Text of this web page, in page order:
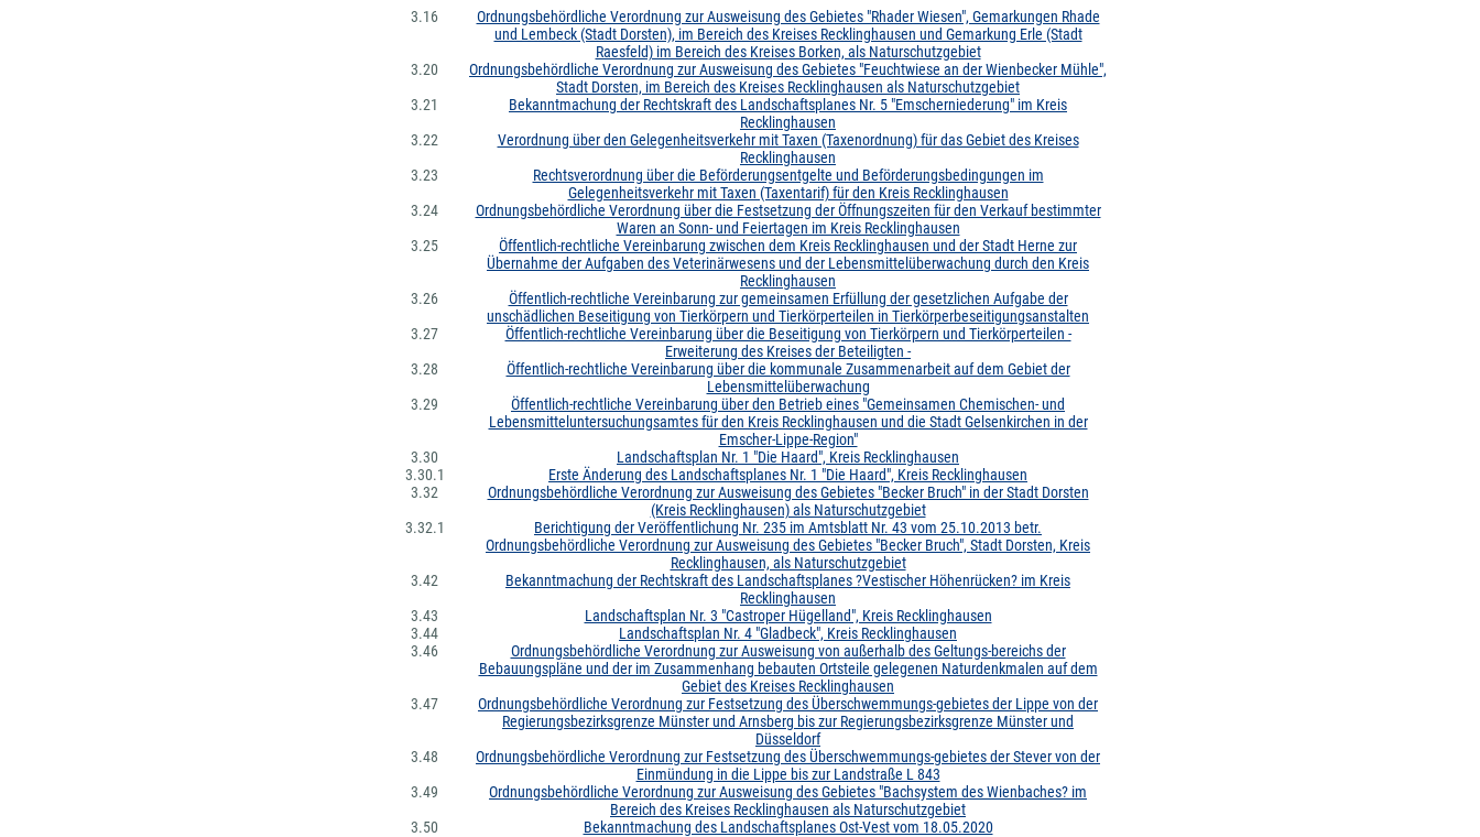
3.16
Ordnungsbehördliche Verordnung zur Ausweisung des Gebietes "Rhader Wiesen", Gemarkungen Rhade
und Lembeck (Stadt Dorsten), im Bereich des Kreises Recklinghausen und Gemarkung Erle (Stadt
Raesfeld) im Bereich des Kreises Borken, als Naturschutzgebiet
3.20
Ordnungsbehördliche Verordnung zur Ausweisung des Gebietes "Feuchtwiese an der Wienbecker Mühle",
Stadt Dorsten, im Bereich des Kreises Recklinghausen als Naturschutzgebiet
3.21
Bekanntmachung der Rechtskraft des Landschaftsplanes Nr. 5 "Emscherniederung" im Kreis
Recklinghausen
3.22
Verordnung über den Gelegenheitsverkehr mit Taxen (Taxenordnung) für das Gebiet des Kreises
Recklinghausen
3.23
Rechtsverordnung über die Beförderungsentgelte und Beförderungsbedingungen im
Gelegenheitsverkehr mit Taxen (Taxentarif) für den Kreis Recklinghausen
3.24
Ordnungsbehördliche Verordnung über die Festsetzung der Öffnungszeiten für den Verkauf bestimmter
Waren an Sonn- und Feiertagen im Kreis Recklinghausen
3.25
Öffentlich-rechtliche Vereinbarung zwischen dem Kreis Recklinghausen und der Stadt Herne zur
Übernahme der Aufgaben des Veterinärwesens und der Lebensmittelüberwachung durch den Kreis
Recklinghausen
3.26
Öffentlich-rechtliche Vereinbarung zur gemeinsamen Erfüllung der gesetzlichen Aufgabe der
unschädlichen Beseitigung von Tierkörpern und Tierkörperteilen in Tierkörperbeseitigungsanstalten
3.27
Öffentlich-rechtliche Vereinbarung über die Beseitigung von Tierkörpern und Tierkörperteilen -
Erweiterung des Kreises der Beteiligten -
3.28
Öffentlich-rechtliche Vereinbarung über die kommunale Zusammenarbeit auf dem Gebiet der
Lebensmittelüberwachung
3.29
Öffentlich-rechtliche Vereinbarung über den Betrieb eines "Gemeinsamen Chemischen- und
Lebensmitteluntersuchungsamtes für den Kreis Recklinghausen und die Stadt Gelsenkirchen in der
Emscher-Lippe-Region"
3.30
Landschaftsplan Nr. 1 "Die Haard", Kreis Recklinghausen
3.30.1
Erste Änderung des Landschaftsplanes Nr. 1 "Die Haard", Kreis Recklinghausen
3.32
Ordnungsbehördliche Verordnung zur Ausweisung des Gebietes "Becker Bruch" in der Stadt Dorsten
(Kreis Recklinghausen) als Naturschutzgebiet
3.32.1
Berichtigung der Veröffentlichung Nr. 235 im Amtsblatt Nr. 43 vom 25.10.2013 betr.
Ordnungsbehördliche Verordnung zur Ausweisung des Gebietes "Becker Bruch", Stadt Dorsten, Kreis
Recklinghausen, als Naturschutzgebiet
3.42
Bekanntmachung der Rechtskraft des Landschaftsplanes ?Vestischer Höhenrücken? im Kreis
Recklinghausen
3.43
Landschaftsplan Nr. 3 "Castroper Hügelland", Kreis Recklinghausen
3.44
Landschaftsplan Nr. 4 "Gladbeck", Kreis Recklinghausen
3.46
Ordnungsbehördliche Verordnung zur Ausweisung von außerhalb des Geltungs-bereichs der
Bebauungspläne und der im Zusammenhang bebauten Ortsteile gelegenen Naturdenkmalen auf dem
Gebiet des Kreises Recklinghausen
3.47
Ordnungsbehördliche Verordnung zur Festsetzung des Überschwemmungs-gebietes der Lippe von der
Regierungsbezirksgrenze Münster und Arnsberg bis zur Regierungsbezirksgrenze Münster und
Düsseldorf
3.48
Ordnungsbehördliche Verordnung zur Festsetzung des Überschwemmungs-gebietes der Stever von der
Einmündung in die Lippe bis zur Landstraße L 843
3.49
3.50
Ordnungsbehördliche Verordnung zur Ausweisung des Gebietes "Bachsystem des Wienbaches? im
Bereich des Kreises Recklinghausen als Naturschutzgebiet
Bekanntmachung des Landschaftsplanes Ost-Vest vom 18.05.2020